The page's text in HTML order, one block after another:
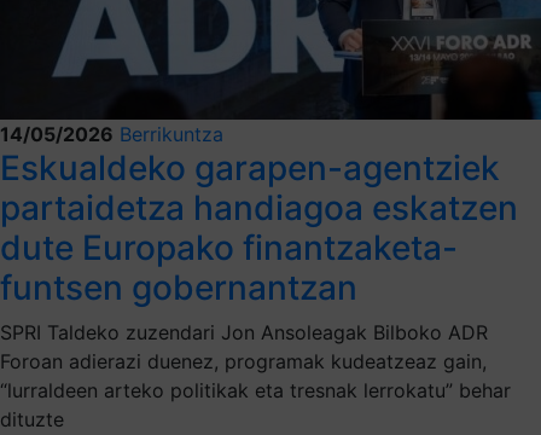
14/05/2026 Berrikuntza
Eskualdeko garapen-agentziek
partaidetza handiagoa eskatzen
dute Europako finantzaketa-
funtsen gobernantzan
SPRI Taldeko zuzendari Jon Ansoleagak Bilboko ADR
Foroan adierazi duenez, programak kudeatzeaz gain,
“lurraldeen arteko politikak eta tresnak lerrokatu” behar
dituzte